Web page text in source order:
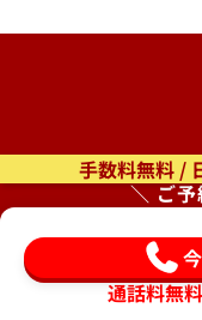
手数料無料 /
＼ ご
通話料無